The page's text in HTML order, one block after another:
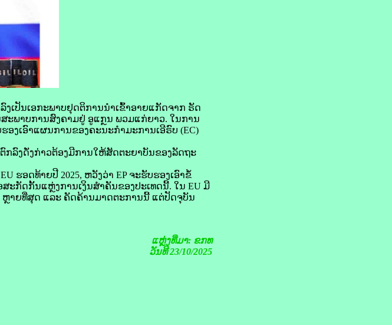
ເປັນ​ເອກະ​ພາບ​ຢຸດຕິ​ການ​ນຳ​ເຂົ້າ​ອາຍ​ແກັດ​ຈາກ ​ຣັດ
ສະພາບ​ການ​ສົງຄາມ​ຢູ່ ອູ​ແກຼນ ພວມ​ແກ່ຍາວ. ໃນ​ການ​
ງ​ເອົາ​ແຜນການ​ຂອງ​ຄະນະ​ກຳມະການ​ເອີ​ຣົບ (EC)
ກລົງ​ດັ່ງກ່າວ​ຕ້ອງ​ມີ​ການ​ໃຫ້​ສັດຕະຍາບັນ​ຂອງ​ລັດ​ຖະ​
ຮອດ​ທ້າຍ​ປີ 2025, ຫວັງ​ວ່າ EP ຈະ​ຮັບຮອງ​ເອົາ​ຂໍ້​
ກັດ​ກັ້ນ​ແຫຼ່ງ​ການ​ເງິນ​ສຳຄັນ​ຂອງ​ປະເທດ​ນີ້. ໃນ EU ມີ
ຫຼາຍ​ທີ່​ສຸດ ແລະ ຄັດຄ້ານ​ມາດ​ຕະການ​ນີ້ ແຕ່​ປັດຈຸບັນ
ແຫຼ່ງທີ່ມາ: ຂກທ
ວັນທີ 23/10/2025